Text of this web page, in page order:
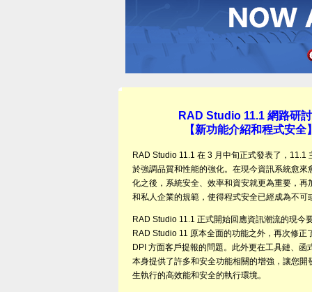
RAD Studio 11.1 網路研
【新功能介紹和程式安全
RAD Studio 11.1 在 3 月中旬正式發表了，11.1
於強調品質和性能的強化。在現今資訊系統愈來
化之後，系統安全、效率和資安就更為重要，再
和私人企業的規範，使得程式安全已經成為不可
RAD Studio 11.1 正式開始回應資訊潮流的現今
RAD Studio 11 原本全面的功能之外，再次修正
DPI 方面客戶提報的問題。此外更在工具鏈、函
本身提供了許多和安全功能相關的增強，讓您開
生執行的高效能和安全的執行環境。